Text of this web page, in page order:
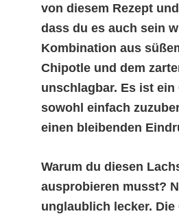
von diesem Rezept
dass du es auch sein
Kombination aus
Chipotle und dem
unschlagbar. Es ist ein
sowohl einfach
einen bleibenden
Warum du diesen
ausprobieren musst?
unglaublich lecker. Die